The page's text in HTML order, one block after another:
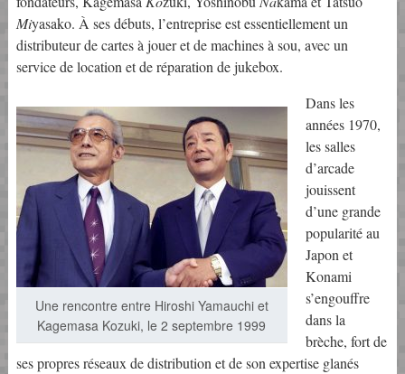
Miyasako. À ses débuts, l’entreprise est essentiellement un
distributeur de cartes à jouer et de machines à sou, avec un
service de location et de réparation de jukebox.
Une rencontre entre Hiroshi Yamauchi et
Kagemasa Kozuki, le 2 septembre 1999
Dans les
années 1970,
les salles
d’arcade
jouissent
d’une grande
popularité au
Japon et
Konami
s’engouffre
dans la
brèche, fort de
ses propres réseaux de distribution et de son expertise glanés